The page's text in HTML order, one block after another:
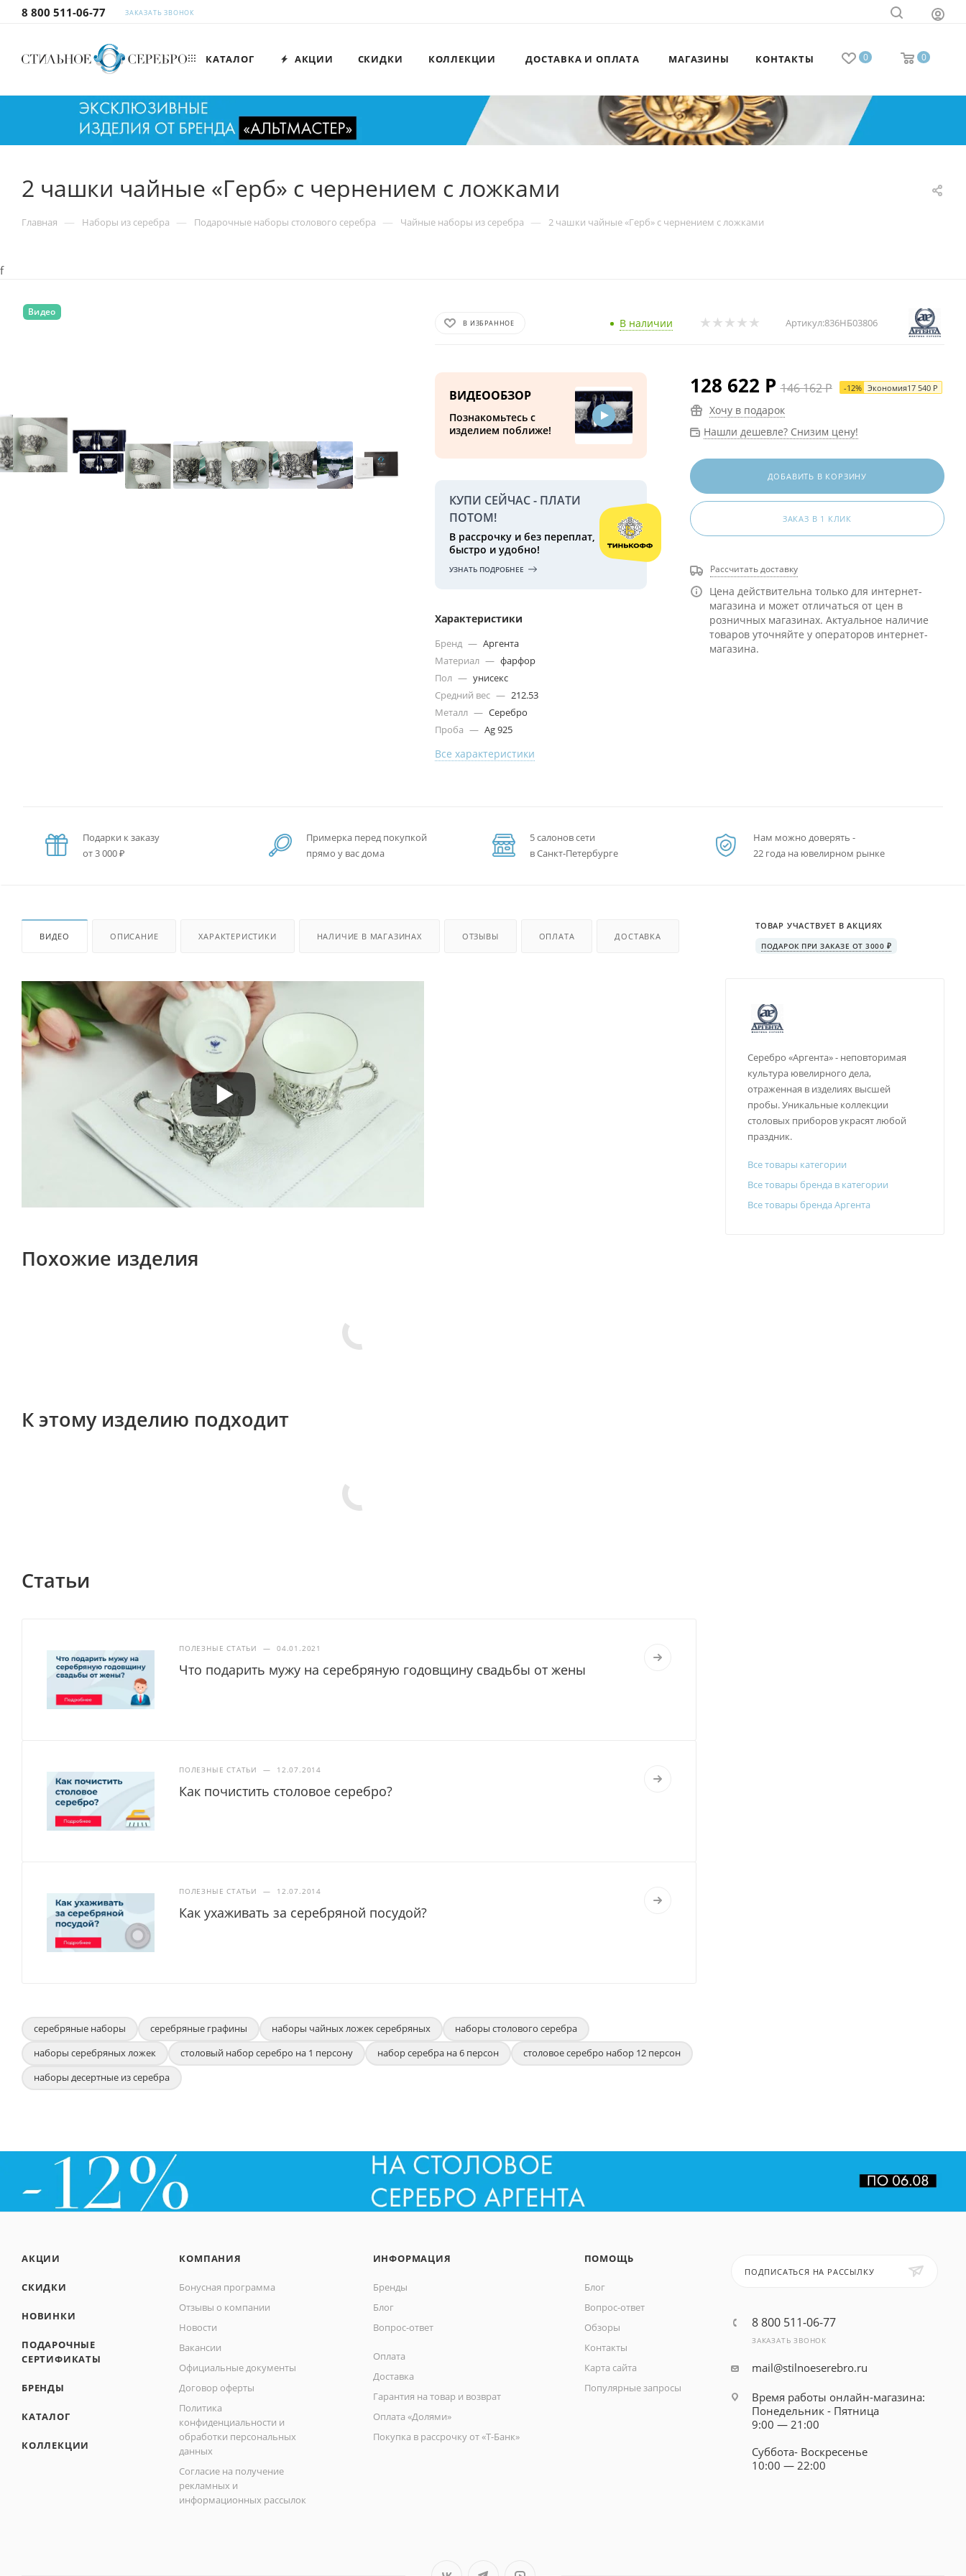
8 800 511-06-77 ЗАКАЗАТЬ ЗВОНОК
0 0
КАТАЛОГ АКЦИИ СКИДКИ КОЛЛЕКЦИИ ДОСТАВКА И ОПЛАТА МАГАЗИНЫ КОНТАКТЫ
2 чашки чайные «Герб» с чернением с ложками
Главная — Наборы из серебра — Подарочные наборы столового серебра — Чайные наборы из серебра — 2 чашки чайные «Герб» с чернением с ложками
f
Видео
В ИЗБРАННОЕ В наличии Артикул:836НБ03806
ВИДЕООБЗОР
Познакомьтесь с
изделием поближе!
КУПИ СЕЙЧАС - ПЛАТИ
ПОТОМ!
В рассрочку и без переплат,
быстро и удобно!
УЗНАТЬ ПОДРОБНЕЕ
Характеристики
Бренд — Аргента
Материал — фарфор
Пол — унисекс
Средний вес — 212.53
Металл — Серебро
Проба — Ag 925
Все характеристики
128 622 Р 146 162Р -12% Экономия17 540Р
Хочу в подарок
Нашли дешевле? Снизим цену!
ДОБАВИТЬ В КОРЗИНУ
ЗАКАЗ В 1 КЛИК
Рассчитать доставку
Цена действительна только для интернет-
магазина и может отличаться от цен в
розничных магазинах. Актуальное наличие
товаров уточняйте у операторов интернет-
магазина.
Подарки к заказу
от 3 000 ₽
Примерка перед покупкой
прямо у вас дома
5 салонов сети
в Санкт-Петербурге
Нам можно доверять -
22 года на ювелирном рынке
ВИДЕО ОПИСАНИЕ ХАРАКТЕРИСТИКИ НАЛИЧИЕ В МАГАЗИНАХ ОТЗЫВЫ ОПЛАТА ДОСТАВКА
Похожие изделия
К этому изделию подходит
Статьи
ПОЛЕЗНЫЕ СТАТЬИ — 04.01.2021
Что подарить мужу на серебряную годовщину свадьбы от жены
ПОЛЕЗНЫЕ СТАТЬИ — 12.07.2014
Как почистить столовое серебро?
ПОЛЕЗНЫЕ СТАТЬИ — 12.07.2014
Как ухаживать за серебряной посудой?
серебряные наборы серебряные графины наборы чайных ложек серебряных
наборы столового серебра
наборы серебряных ложек
столовый набор серебро на 1 персону набор серебра на 6 персон
столовое серебро набор 12 персон
наборы десертные из серебра
ТОВАР УЧАСТВУЕТ В АКЦИЯХ
ПОДАРОК ПРИ ЗАКАЗЕ ОТ 3000 ₽
Серебро «Аргента» - неповторимая
культура ювелирного дела,
отраженная в изделиях высшей
пробы. Уникальные коллекции
столовых приборов украсят любой
праздник.
Все товары категории
Все товары бренда в категории
Все товары бренда Аргента
АКЦИИ
СКИДКИ
НОВИНКИ
ПОДАРОЧНЫЕ
СЕРТИФИКАТЫ
БРЕНДЫ
КАТАЛОГ
КОЛЛЕКЦИИ
КОМПАНИЯ
Бонусная программа
Отзывы о компании
Новости
Вакансии
Официальные документы
Договор оферты
Политика
конфиденциальности и
обработки персональных
данных
Согласие на получение
рекламных и
информационных рассылок
ИНФОРМАЦИЯ
Бренды
Блог
Вопрос-ответ
Оплата
Доставка
Гарантия на товар и возврат
Оплата «Долями»
Покупка в рассрочку от «Т-Банк»
ПОМОЩЬ
Блог
Вопрос-ответ
Обзоры
Контакты
Карта сайта
Популярные запросы
ПОДПИСАТЬСЯ НА РАССЫЛКУ
8 800 511-06-77
ЗАКАЗАТЬ ЗВОНОК
mail@stilnoeserebro.ru
Время работы онлайн-магазина:
Понедельник - Пятница
9:00 — 21:00
Суббота- Воскресенье
10:00 — 22:00